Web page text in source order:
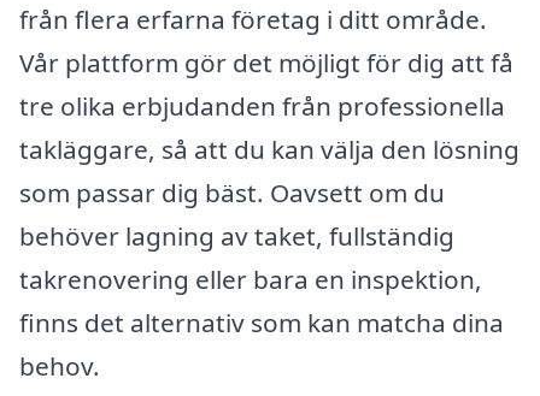
från flera erfarna företag i ditt område.
Vår plattform gör det möjligt för dig att få
tre olika erbjudanden från professionella
takläggare, så att du kan välja den lösning
som passar dig bäst. Oavsett om du
behöver lagning av taket, fullständig
takrenovering eller bara en inspektion,
finns det alternativ som kan matcha dina
behov.